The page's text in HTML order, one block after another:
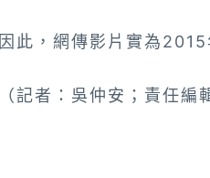
因此，網傳影片實為
（記者：吳仲安；責任編